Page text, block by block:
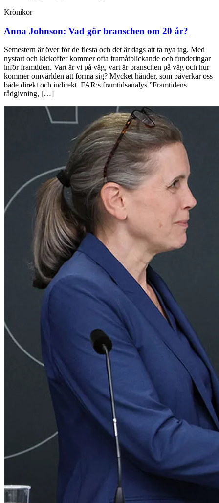
Krönikor
Anna Johnson: Vad gör branschen om 20 år?
Semestern är över för de flesta och det är dags att ta nya tag. Med
nystart och kickoffer kommer ofta framåtblickande och funderingar
inför framtiden. Vart är vi på väg, vart är branschen på väg och hur
kommer omvärlden att forma sig? Mycket händer, som påverkar oss
både direkt och indirekt. FAR:s framtidsanalys ”Framtidens
rådgivning, […]